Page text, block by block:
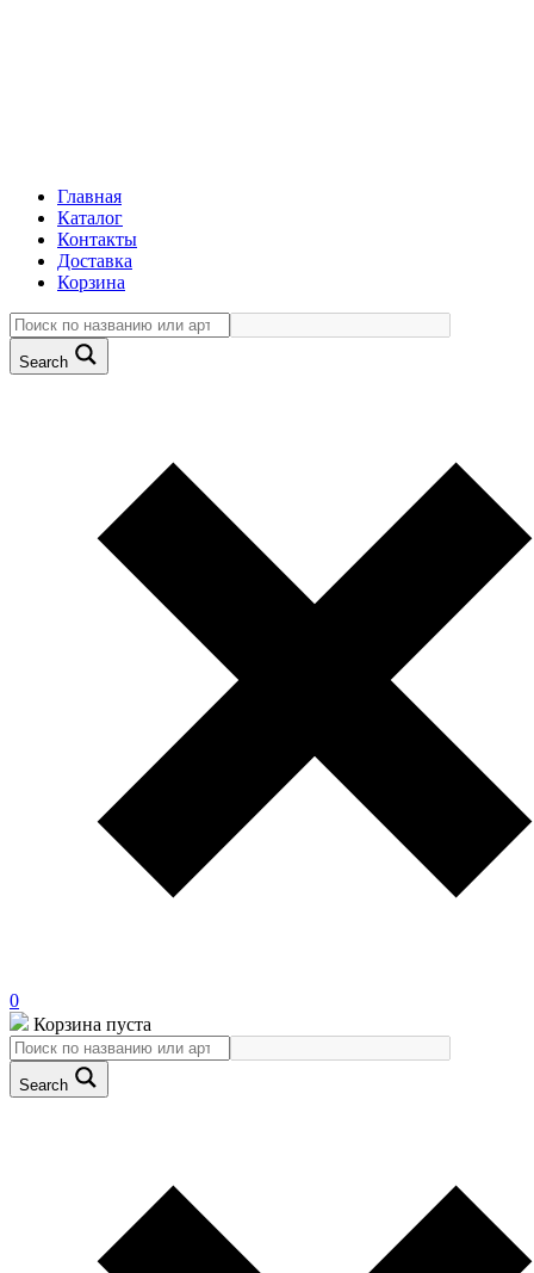
Главная
Каталог
Контакты
Доставка
Корзина
Search
0
Корзина пуста
Search